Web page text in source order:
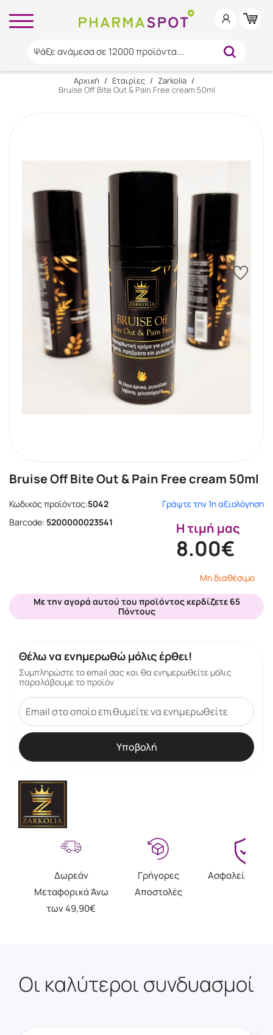
Ψάξε ανάμεσα σε 12000 προϊόντα...
Αρχική / Εταιρίες / Zarkolia /
Bruise Off Bite Out & Pain Free cream 50ml
Bruise Off Bite Out & Pain Free cream 50ml
Κωδικός προϊόντος:5042
Γράψτε την 1η αξιολόγηση
Barcode: 5200000023541 Η τιμή μας
8.00€
Μη διαθέσιμο
Με την αγορά αυτού του προϊόντος κερδίζετε 65
Πόντους
Θέλω να ενημερωθώ μόλις έρθει!
Συμπληρώστε το email σας και θα ενημερωθείτε μόλις
παραλάβουμε το προϊόν
Υποβολή
Δωρεάν
Μεταφορικά Άνω
των 49,90€
Γρήγορες
Αποστολές
Ασφαλείς
Οι καλύτεροι συνδυασμοί